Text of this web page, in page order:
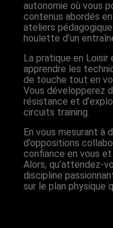
autonomie où vous
contenus abordés
ateliers
houlette d’un
La pratique en Loisir
apprendre les
de touche tout en
Vous développerez
résistance et
circuits training.
En vous mesurant à
d’oppositions
confiance en vous
Alors, qu’attendez-
discipline
sur le plan physique